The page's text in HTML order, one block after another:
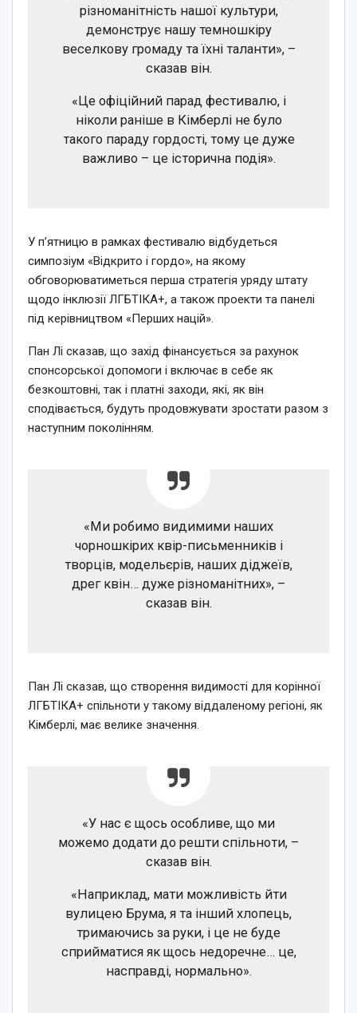
різноманітність нашої культури,
демонструє нашу темношкіру
веселкову громаду та їхні таланти», –
сказав він.
«Це офіційний парад фестивалю, і
ніколи раніше в Кімберлі не було
такого параду гордості, тому це дуже
важливо – це історична подія».
У п’ятницю в рамках фестивалю відбудеться
симпозіум «Відкрито і гордо», на якому
обговорюватиметься перша стратегія уряду штату
щодо інклюзії ЛГБТІКА+, а також проекти та панелі
під керівництвом «Перших націй».
Пан Лі сказав, що захід фінансується за рахунок
спонсорської допомоги і включає в себе як
безкоштовні, так і платні заходи, які, як він
сподівається, будуть продовжувати зростати разом з
наступним поколінням.
«Ми робимо видимими наших
чорношкірих квір-письменників і
творців, модельєрів, наших діджеїв,
дрег квін… дуже різноманітних», –
сказав він.
Пан Лі сказав, що створення видимості для корінної
ЛГБТІКА+ спільноти у такому віддаленому регіоні, як
Кімберлі, має велике значення.
«У нас є щось особливе, що ми
можемо додати до решти спільноти, –
сказав він.
«Наприклад, мати можливість йти
вулицею Брума, я та інший хлопець,
тримаючись за руки, і це не буде
сприйматися як щось недоречне… це,
насправді, нормально».